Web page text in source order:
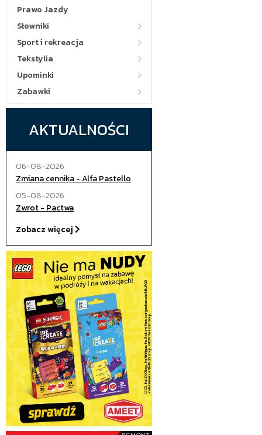
Prawo Jazdy
Słowniki
Sport i rekreacja
Tekstylia
Upominki
Zabawki
AKTUALNOŚCI
06-08-2026
Zmiana cennika - Alfa Pastello
05-08-2026
Zwrot - Pactwa
Zobacz więcej